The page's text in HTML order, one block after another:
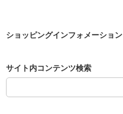
ショッピングインフォメーション
サイト内コンテンツ検索